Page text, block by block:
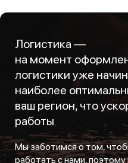
Логистика —
на момент
логистики уже
наиболее
ваш регион, что
работы
Мы заботимся о том,
работать с нами,